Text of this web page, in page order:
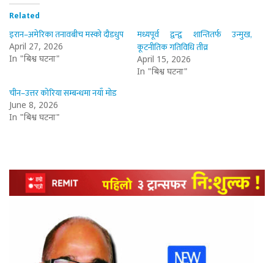
Related
इरान–अमेरिका तनावबीच मस्को दौडधुप
April 27, 2026
In "बिश्व घटना"
मध्यपूर्व द्वन्द्व शान्तितर्फ उन्मुख,
कूटनीतिक गतिविधि तीव्र
April 15, 2026
In "बिश्व घटना"
चीन–उत्तर कोरिया सम्बन्धमा नयाँ मोड
June 8, 2026
In "बिश्व घटना"